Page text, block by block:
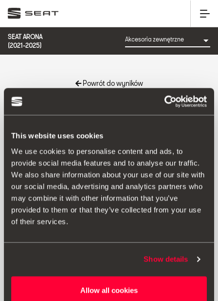
This website uses cookies
We use cookies to personalise content and ads, to
provide social media features and to analyse our traffic.
We also share information about your use of our site with
our social media, advertising and analytics partners who
may combine it with other information that you’ve
provided to them or that they’ve collected from your use
of their services.
Show details
Allow all cookies
SEAT ARONA
(2021-2025)
Powrót do wyników
Produkt
Drukuj
pojazdu przed zamontowaniem akcesorium w